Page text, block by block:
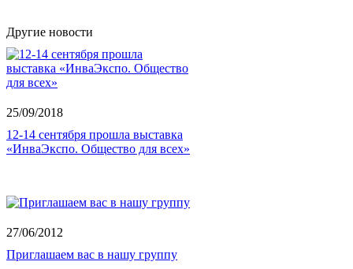
Другие новости
25/09/2018
12-14 сентября прошла выставка
«ИнваЭкспо. Общество для всех»
27/06/2012
Приглашаем вас в нашу группу